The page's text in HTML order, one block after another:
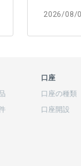
2026/08/
口座
口座の種類
口座開設